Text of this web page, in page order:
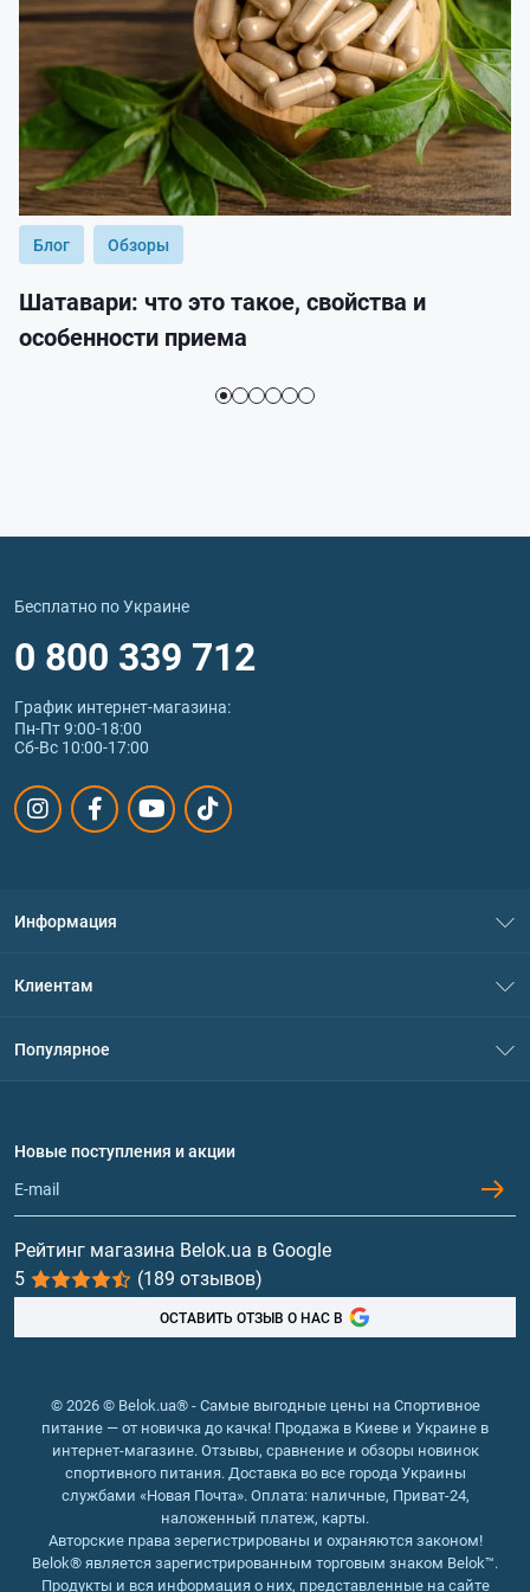
Блог Обзоры
Шатавари: что это такое, свойства и
особенности приема
Бесплатно по Украине
0 800 339 712
График интернет‑магазина:
Пн-Пт 9:00-18:00
Сб-Вс 10:00-17:00
Информация
Политика конфиденциальности
Обмен и возврат
Клиентам
Популярное
Протеин
Гейнеры
Витамины и минералы
Рыбий жир, жирные кислоты
Новые поступления и акции
Рейтинг магазина Belok.ua в Google
5
(189 отзывов)
ОСТАВИТЬ ОТЗЫВ О НАС В
© 2026 © Belok.ua® - Самые выгодные цены на Спортивное
питание — от новичка до качка! Продажа в Киеве и Украине в
интернет-магазине. Отзывы, сравнение и обзоры новинок
спортивного питания. Доставка во все города Украины
службами «Новая Почта». Оплата: наличные, Приват-24,
наложенный платеж, карты.
Авторские права зерегистрированы и охраняются законом!
Belok® является зарегистрированным торговым знаком Belok™.
Продукты и вся информация о них, представленные на сайте